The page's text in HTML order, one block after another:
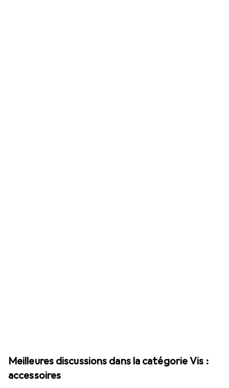
Meilleures discussions dans la catégorie Vis :
accessoires